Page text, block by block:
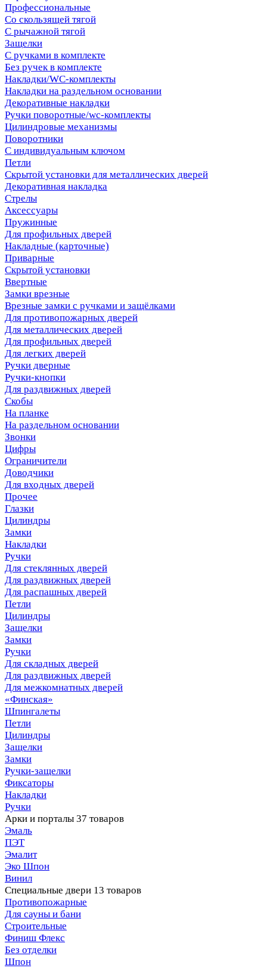
Профессиональные
Со скользящей тягой
С рычажной тягой
Защелки
С ручками в комплекте
Без ручек в комплекте
Накладки/WC-комплекты
Накладки на раздельном основании
Декоративные накладки
Ручки поворотные/wc-комплекты
Цилиндровые механизмы
Поворотники
С индивидуальным ключом
Петли
Скрытой установки для металлических дверей
Декоративная накладка
Стрелы
Аксессуары
Пружинные
Для профильных дверей
Накладные (карточные)
Приварные
Скрытой установки
Ввертные
Замки врезные
Врезные замки с ручками и защёлками
Для противопожарных дверей
Для металлических дверей
Для профильных дверей
Для легких дверей
Ручки дверные
Ручки-кнопки
Для раздвижных дверей
Скобы
На планке
На раздельном основании
Звонки
Цифры
Ограничители
Доводчики
Для входных дверей
Прочее
Глазки
Цилиндры
Замки
Накладки
Ручки
Для стеклянных дверей
Для раздвижных дверей
Для распашных дверей
Петли
Цилиндры
Защелки
Замки
Ручки
Для складных дверей
Для раздвижных дверей
Для межкомнатных дверей
«Финская»
Шпингалеты
Петли
Цилиндры
Защелки
Замки
Ручки-защелки
Фиксаторы
Накладки
Ручки
Арки и порталы 37 товаров
Эмаль
ПЭТ
Эмалит
Эко Шпон
Винил
Специальные двери 13 товаров
Противопожарные
Для сауны и бани
Строительные
Финиш Флекс
Без отделки
Шпон